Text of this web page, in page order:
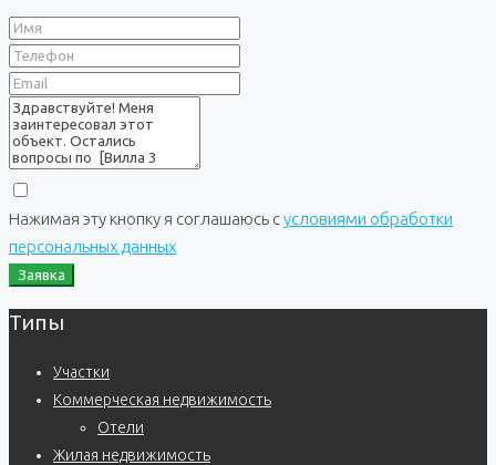
Нажимая эту кнопку я соглашаюсь сусловиями обработки
персональных данных
Заявка
Типы
Участки
Коммерческая недвижимость
Отели
Жилая недвижимость